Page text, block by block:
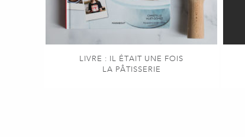
LIVRE : IL ÉTAIT UNE FOIS
LA PÂTISSERIE